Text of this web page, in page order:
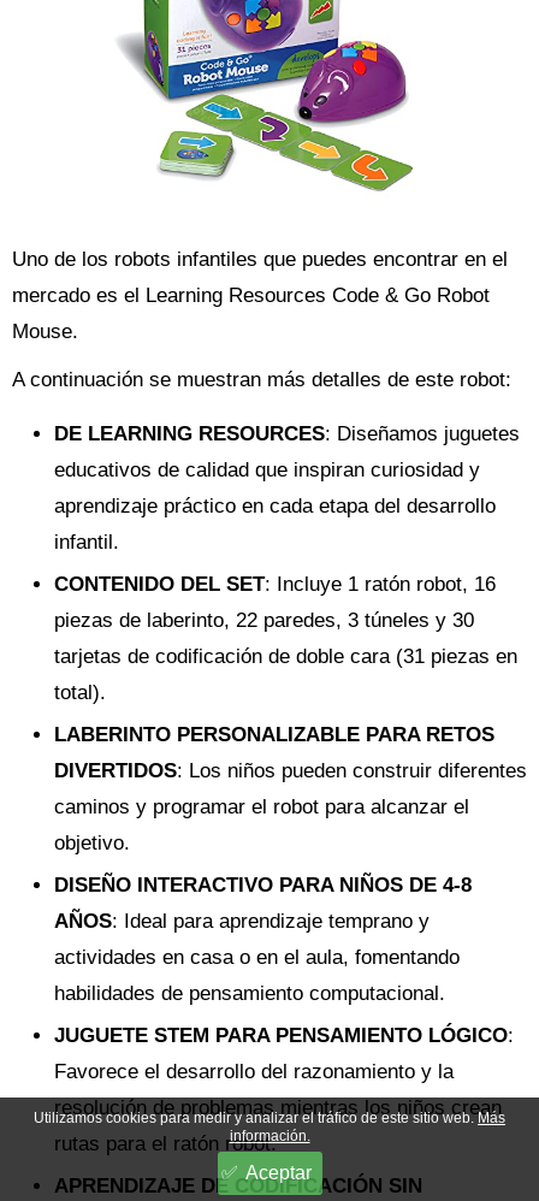
Uno de los robots infantiles que puedes encontrar en el
mercado es el Learning Resources Code & Go Robot
Mouse.
A continuación se muestran más detalles de este robot:
DE LEARNING RESOURCES: Diseñamos juguetes
educativos de calidad que inspiran curiosidad y
aprendizaje práctico en cada etapa del desarrollo
infantil.
CONTENIDO DEL SET: Incluye 1 ratón robot, 16
piezas de laberinto, 22 paredes, 3 túneles y 30
tarjetas de codificación de doble cara (31 piezas en
total).
LABERINTO PERSONALIZABLE PARA RETOS
DIVERTIDOS: Los niños pueden construir diferentes
caminos y programar el robot para alcanzar el
objetivo.
DISEÑO INTERACTIVO PARA NIÑOS DE 4-8
AÑOS: Ideal para aprendizaje temprano y
actividades en casa o en el aula, fomentando
habilidades de pensamiento computacional.
JUGUETE STEM PARA PENSAMIENTO LÓGICO:
Favorece el desarrollo del razonamiento y la
resolución de problemas mientras los niños crean
rutas para el ratón robot.
APRENDIZAJE DE CODIFICACIÓN SIN
Utilizamos cookies para medir y analizar el tráfico de este sitio web.Más
información.
Aceptar